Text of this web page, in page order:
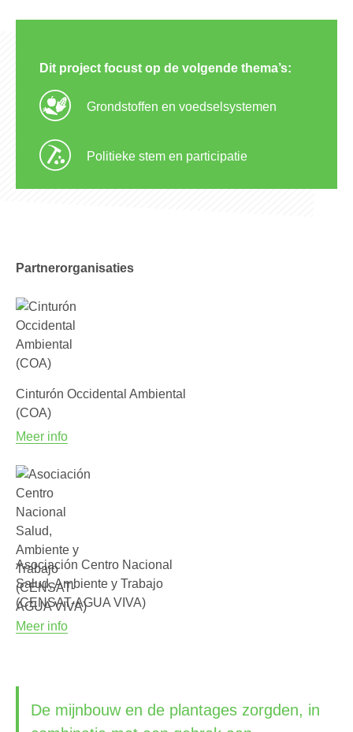
Dit project focust op de volgende thema’s:
Grondstoffen en voedselsystemen
Politieke stem en participatie
Partnerorganisaties
Cinturón Occidental Ambiental
(COA)
Meer info
Asociación Centro Nacional
Salud, Ambiente y Trabajo
(CENSAT-AGUA VIVA)
Meer info
De mijnbouw en de plantages zorgden, in